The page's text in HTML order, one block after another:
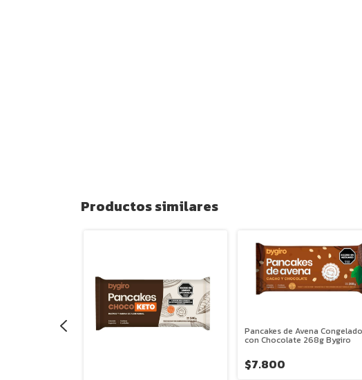
Productos similares
Pancakes de Avena
con Chocolate 268g Bygiro
$7.800